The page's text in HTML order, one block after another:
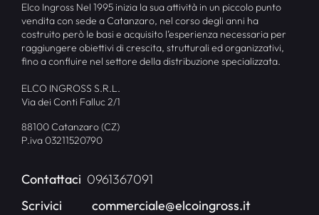
Elco Ingross Nel 1995 inizia la sua attività in un piccolo punto
vendita con sede a Catanzaro, nel corso degli anni ha
costruito però le basi e acquisito l’esperienza necessaria per
raggiungere obiettivi di crescita, strutturali ed organizzativi,
fino a confluire nel settore della distribuzione specializzata.
ELCO INGROSS S.R.L.
Via dei Conti Falluc 2/1
88100 Catanzaro (CZ)
P.iva 03211520790
Contattaci 0961367091
Scrivici
commerciale@elcoingross.it